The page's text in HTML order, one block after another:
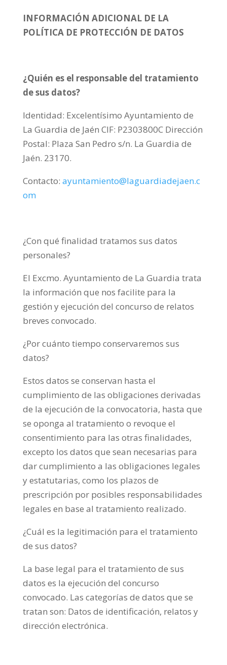
INFORMACIÓN ADICIONAL DE LA
POLÍTICA DE PROTECCIÓN DE DATOS
¿Quién es el responsable del tratamiento
de sus datos?
Identidad: Excelentísimo Ayuntamiento de
La Guardia de Jaén CIF: P2303800C Dirección
Postal: Plaza San Pedro s/n. La Guardia de
Jaén. 23170.
Contacto: ayuntamiento@laguardiadejaen.c
om
¿Con qué finalidad tratamos sus datos
personales?
El Excmo. Ayuntamiento de La Guardia trata
la información que nos facilite para la
gestión y ejecución del concurso de relatos
breves convocado.
¿Por cuánto tiempo conservaremos sus
datos?
Estos datos se conservan hasta el
cumplimiento de las obligaciones derivadas
de la ejecución de la convocatoria, hasta que
se oponga al tratamiento o revoque el
consentimiento para las otras finalidades,
excepto los datos que sean necesarias para
dar cumplimiento a las obligaciones legales
y estatutarias, como los plazos de
prescripción por posibles responsabilidades
legales en base al tratamiento realizado.
¿Cuál es la legitimación para el tratamiento
de sus datos?
La base legal para el tratamiento de sus
datos es la ejecución del concurso
convocado. Las categorías de datos que se
tratan son: Datos de identificación, relatos y
dirección electrónica.